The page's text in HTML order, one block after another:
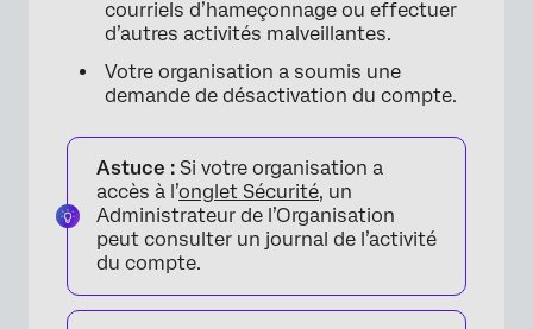
courriels d’hameçonnage ou effectuer
d’autres activités malveillantes.
Votre organisation a soumis une
demande de désactivation du compte.
Astuce : Si votre organisation a
accès à l’onglet Sécurité, un
Administrateur de l’Organisation
peut consulter un journal de l’activité
du compte.